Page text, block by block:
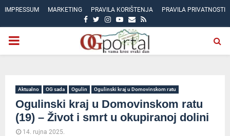
IMPRESSUM MARKETING PRAVILA KORIŠTENJA PRAVILA PRIVATNOSTI
FACEBOOK
TWITTER
INSTAGRAM
YOUTUBE
EMAIL
RSS
PRIMARY
Aktualno OG sada Ogulin Ogulinski kraj u Domovinskom ratu
Ogulinski kraj u Domovinskom ratu
(19) – Život i smrt u okupiranoj dolini
14. rujna 2025.